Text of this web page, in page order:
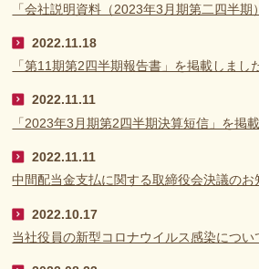
「会社説明資料（2023年3月期第二四半期
2022.11.18
「第11期第2四半期報告書」を掲載しまし
2022.11.11
「2023年3月期第2四半期決算短信」を掲
2022.11.11
中間配当金支払に関する取締役会決議のお
2022.10.17
当社役員の新型コロナウイルス感染につい